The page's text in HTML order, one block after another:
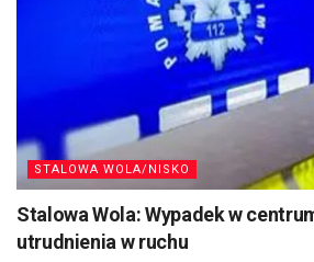
STALOWA WOLA/NISKO
Stalowa Wola: Wypadek w
utrudnienia w ruchu